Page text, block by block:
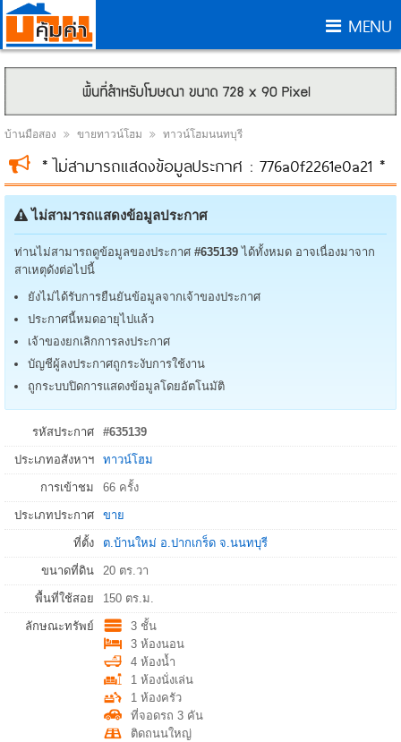
MENU
บ้านมือสอง ขายทาวน์โฮม ทาวน์โฮมนนทบุรี
* ไม่สามารถแสดงข้อมูลประกาศ : 776a0f2261e0a21 *
ไม่สามารถแสดงข้อมูลประกาศ
ท่านไม่สามารถดูข้อมูลของประกาศ #635139 ได้ทั้งหมด อาจเนื่องมาจาก
สาเหตุดังต่อไปนี้
ยังไม่ได้รับการยืนยันข้อมูลจากเจ้าของประกาศ
ประกาศนี้หมดอายุไปแล้ว
เจ้าของยกเลิกการลงประกาศ
บัญชีผู้ลงประกาศถูกระงับการใช้งาน
ถูกระบบปิดการแสดงข้อมูลโดยอัตโนมัติ
รหัสประกาศ #635139
ประเภทอสังหาฯ ทาวน์โฮม
การเข้าชม 66 ครั้ง
ประเภทประกาศ ขาย
ที่ตั้ง ต.บ้านใหม่ อ.ปากเกร็ด จ.นนทบุรี
ขนาดที่ดิน 20 ตร.วา
พื้นที่ใช้สอย 150 ตร.ม.
ลักษณะทรัพย์
3 ชั้น
3 ห้องนอน
4 ห้องน้ำ
1 ห้องนั่งเล่น
1 ห้องครัว
ที่จอดรถ 3 คัน
ติดถนนใหญ่